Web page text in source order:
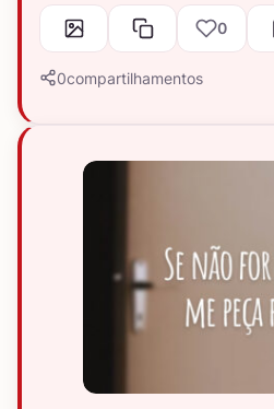
0
0compartilhamentos